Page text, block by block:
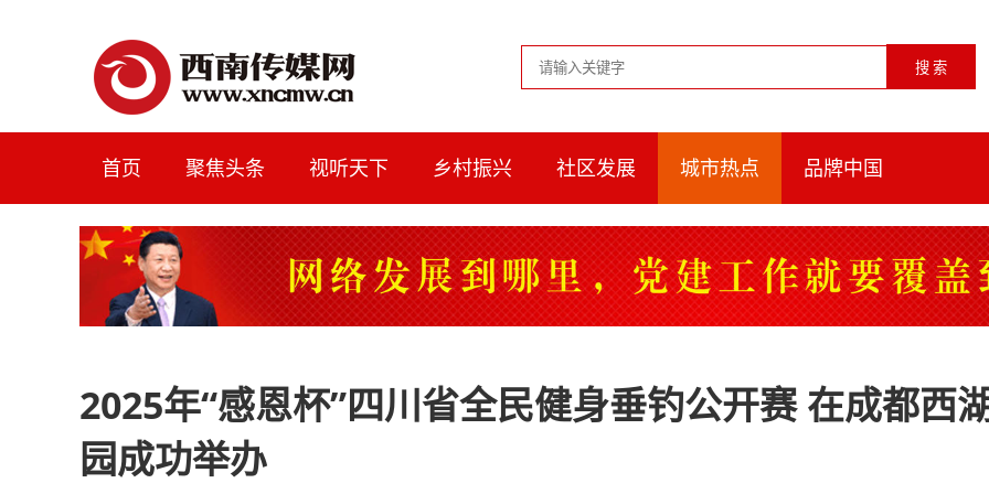
首页 聚焦头条 视听天下 乡村振兴 社区发展 城市热点 品牌中国
2025年“感恩杯”四川省全民健身垂钓公开赛 在成都西
园成功举办